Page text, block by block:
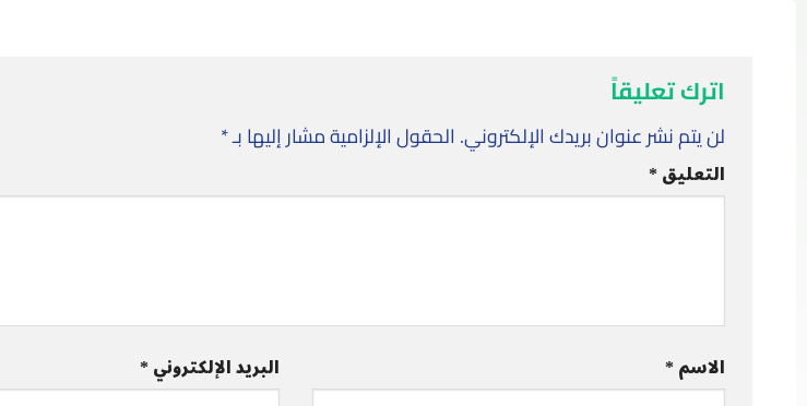
اترك تعليقاً
لن يتم نشر عنوان بريدك الإلكتروني. الحقول الإلزامية مشار إليها بـ*
التعليق*
الاسم* البريد الإلكتروني*